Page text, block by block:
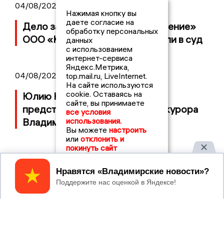
04/08/2026 15:40
Дело застройщика ЖК «Поколение»
ООО «Капитал Строй» передали в суд
04/08/2026 11:36
Юлию Калистову официально
представили в должности прокурора
Владимирской области
04/08/2026 09:01
В Суздале прошёл Фестиваль Огурца:
сколько потратили на организацию?
Нажимая кнопку вы
даете согласие на
обработку персональных
данных
с использованием
интернет-сервиса
Яндекс.Метрика,
top.mail.ru, LiveInternet.
На сайте используются
cookie. Оставаясь на
сайте, вы принимаете
все условия
использования.
Вы можете настроить
или отклонить и
покинуть сайт
Принять